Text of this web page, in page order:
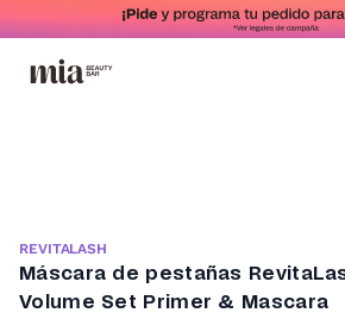
REVITALASH
Máscara de pestañas
Volume Set Primer & Mascara